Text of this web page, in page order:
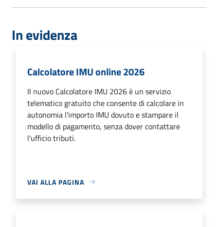
In evidenza
Calcolatore IMU online 2026
Il nuovo Calcolatore IMU 2026 è un servizio
telematico gratuito che consente di calcolare in
autonomia l'importo IMU dovuto e stampare il
modello di pagamento, senza dover contattare
l'ufficio tributi.
VAI ALLA PAGINA